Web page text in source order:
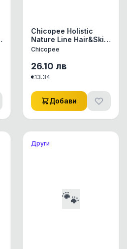
Chicopee Holistic
Nature Line Hair&Skin
- пълноценна храна
породисти котки, 1,5
кг
Chicopee
26.10 лв
€13.34
Добави
Други
🐾